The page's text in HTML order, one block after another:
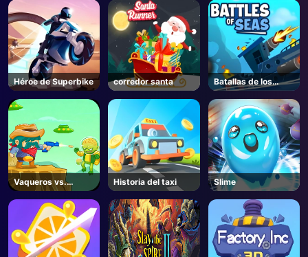
Shenanigans de
Jujutsu - Roblox
Héroe de Superbike corredor santa
Batallas de los
mares
Vaqueros vs.
marcianos
Historia del taxi Slime